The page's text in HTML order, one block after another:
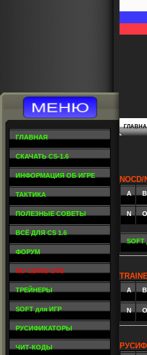
ГЛАВНАЯ
СКАЧАТЬ CS-1.6
ИНФОРМАЦИЯ ОБ ИГРЕ
ТАКТИКА
ПОЛЕЗНЫЕ СОВЕТЫ
ВСЁ ДЛЯ CS 1.6
ФОРУМ
NO CD/NO DVD
ТРЕЙНЕРЫ
SOFT для ИГР
РУСИФИКАТОРЫ
ЧИТ-КОДЫ
NOCD/
A B
N O
SOFT
A B
N O